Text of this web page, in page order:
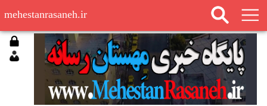
mehestanrasaneh.ir